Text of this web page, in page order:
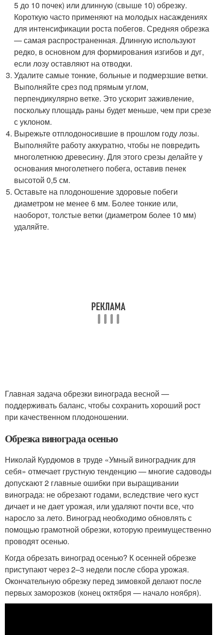
5 до 10 почек) или длинную (свыше 10) обрезку.
Короткую часто применяют на молодых насаждениях
для интенсификации роста побегов. Средняя обрезка
— самая распространенная. Длинную используют
редко, в основном для формирования изгибов и дуг,
если лозу оставляют на отводки.
Удалите самые тонкие, больные и подмерзшие ветки.
Выполняйте срез под прямым углом,
перпендикулярно ветке. Это ускорит заживление,
поскольку площадь раны будет меньше, чем при срезе
с уклоном.
Вырежьте отплодоносившие в прошлом году лозы.
Выполняйте работу аккуратно, чтобы не повредить
многолетнюю древесину. Для этого срезы делайте у
основания многолетнего побега, оставив пенек
высотой 0,5 см.
Оставьте на плодоношение здоровые побеги
диаметром не менее 6 мм. Более тонкие или,
наоборот, толстые ветки (диаметром более 10 мм)
удаляйте.
Главная задача обрезки винограда весной —
поддерживать баланс, чтобы сохранить хороший рост
при качественном плодоношении.
Обрезка винограда осенью
Николай Курдюмов в труде «Умный виноградник для
себя» отмечает грустную тенденцию — многие садоводы
допускают 2 главные ошибки при выращивании
винограда: не обрезают годами, вследствие чего куст
дичает и не дает урожая, или удаляют почти все, что
наросло за лето. Виноград необходимо обновлять с
помощью грамотной обрезки, которую преимущественно
проводят осенью.
Когда обрезать виноград осенью? К осенней обрезке
приступают через 2–3 недели после сбора урожая.
Окончательную обрезку перед зимовкой делают после
первых заморозков (конец октября — начало ноября).